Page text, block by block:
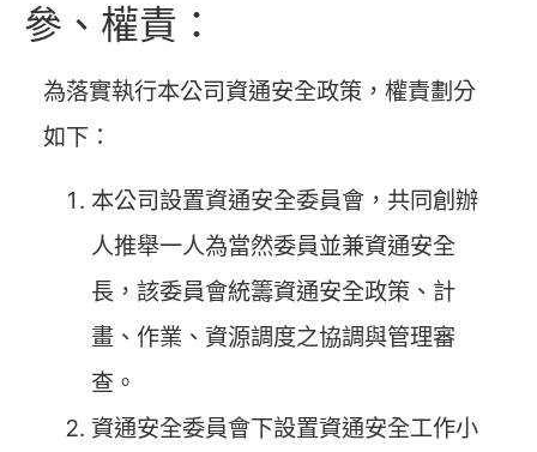
參、權責：
為落實執行本公司資通安全政策，權責劃分
如下：
本公司設置資通安全委員會，共同創辦
人推舉一人為當然委員並兼資通安全
長，該委員會統籌資通安全政策、計
畫、作業、資源調度之協調與管理審
查。
資通安全委員會下設置資通安全工作小